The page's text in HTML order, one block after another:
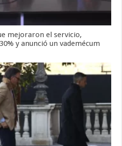
mejoraron el servicio,
y anunció un vademécum